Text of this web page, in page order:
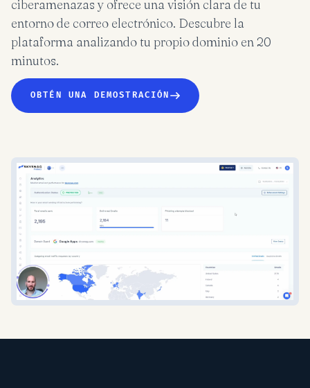
ciberamenazas y ofrece una visión clara de tu
entorno de correo electrónico. Descubre la
plataforma analizando tu propio dominio en 20
minutos.
OBTÉN UNA DEMOSTRACIÓN